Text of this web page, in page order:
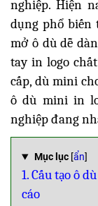
nghiệp. Hiện
dụng phổ biến
mở ô dù dễ
tay in logo
cấp, dù mini
ô dù mini in
nghiệp đang
Mục lục [ẩn]
1. Cấu tạo ô
cáo